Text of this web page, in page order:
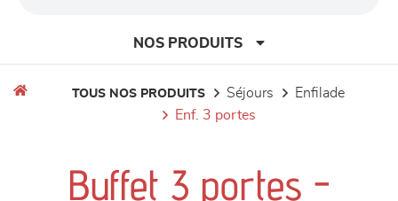
NOS PRODUITS
séjours
TOUS NOS PRODUITS séjours
enfilade
enf. 3 portes
Buffet 3 portes -